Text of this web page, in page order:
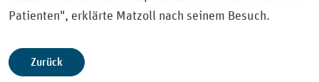
Patienten", erklärte Matzoll nach seinem Besuch.
Zurück